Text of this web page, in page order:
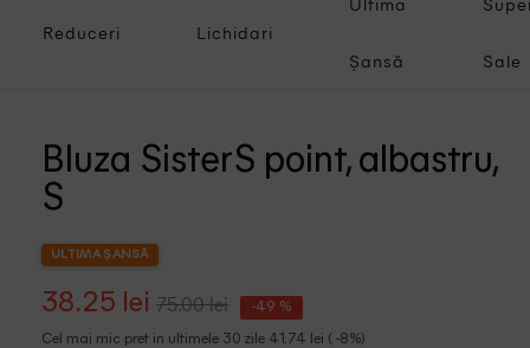
Reduceri Lichidari
Șansă Sale
Bluza SisterS point, albastru,
S
ULTIMA ȘANSĂ
38.25 lei 75.00 lei -49 %
Cel mai mic pret in ultimele 30 zile 41.74 lei ( -8%)